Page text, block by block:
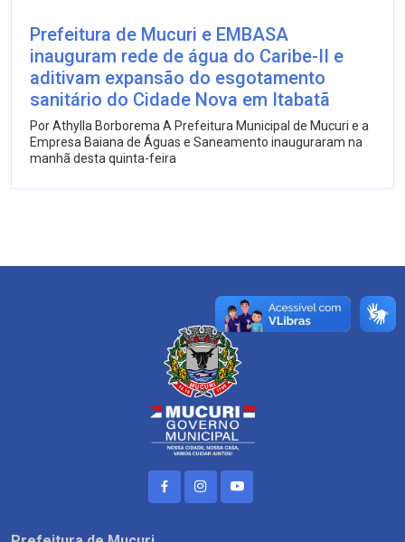
Prefeitura de Mucuri e EMBASA
inauguram rede de água do Caribe-II e
aditivam expansão do esgotamento
sanitário do Cidade Nova em Itabatã
Por Athylla Borborema A Prefeitura Municipal de Mucuri e a
Empresa Baiana de Águas e Saneamento inauguraram na
manhã desta quinta-feira